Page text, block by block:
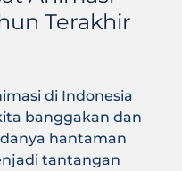
Terakhir
di Indonesia
banggakan dan
hantaman
tantangan